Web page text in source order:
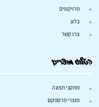
פרויקטים
בלוג
צרו קשר
קטלוג מוצרים
מתקני תצוגה
מוצרי פרספקס